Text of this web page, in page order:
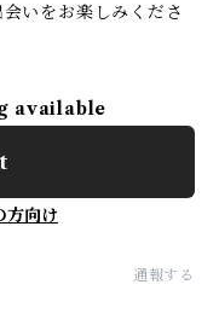
いをお楽しみくださ
available
方向け
通報する